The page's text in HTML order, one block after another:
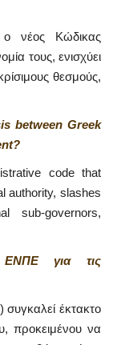
ο νέος Κώδικας
τους, ενισχύει
θεσμούς,
between Greek
code that
authority, slashes
sub-governors,
για τις
έκτακτο
προκειμένου να